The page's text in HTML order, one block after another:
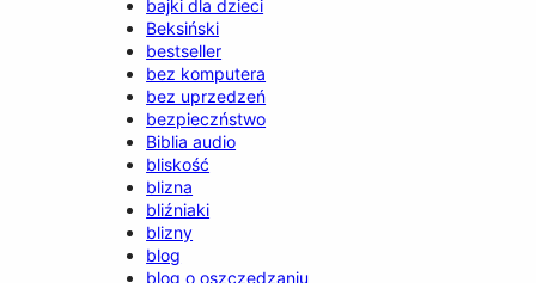
bajki dla dzieci
Beksiński
bestseller
bez komputera
bez uprzedzeń
bezpieczństwo
Biblia audio
bliskość
blizna
bliźniaki
blizny
blog
blog o oszczędzaniu